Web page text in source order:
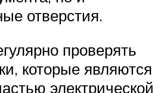
отверстия.
проверять
которые являются
электрической